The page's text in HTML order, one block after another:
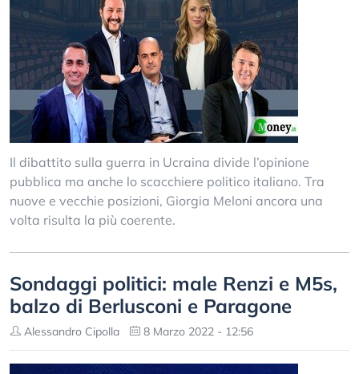
Il dibattito sulla guerra in Ucraina divide l’opinione
pubblica ma anche lo scacchiere politico italiano. Tra
nuove e vecchie posizioni, Giorgia Meloni ancora una
volta risulta la più coerente.
Sondaggi politici: male Renzi e M5s,
balzo di Berlusconi e Paragone
Alessandro Cipolla 8 Marzo 2022 - 12:56